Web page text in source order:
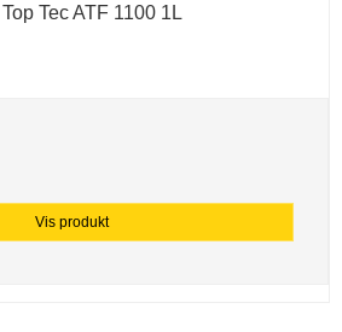
Tec ATF 1100 1L
Vis produkt